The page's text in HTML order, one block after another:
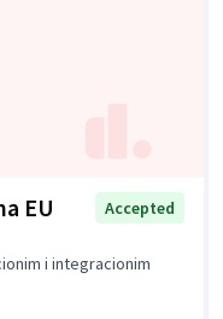
EU
Accepted
i integracionim